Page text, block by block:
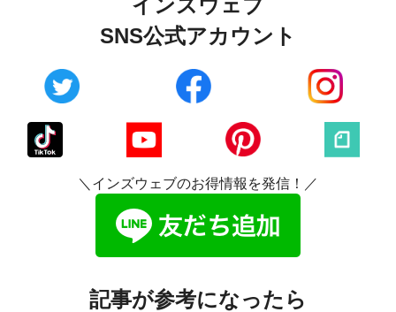
SNS公式アカウント
＼インズウェブのお得情報を発信！／
記事が参考になったら